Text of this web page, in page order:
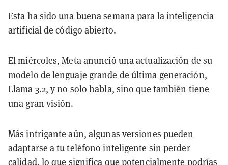
Esta ha sido una buena semana para la inteligencia
artificial de código abierto.
El miércoles, Meta anunció una actualización de su
modelo de lenguaje grande de última generación,
Llama 3.2, y no solo habla, sino que también tiene
una gran visión.
Más intrigante aún, algunas versiones pueden
adaptarse a tu teléfono inteligente sin perder
calidad, lo que significa que potencialmente podrías